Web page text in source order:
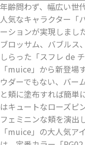
年齢問わず、幅広い世
⼈気なキャラクター「
ーションが実現しまし
ブロッサム、バブルス
しらった「スフレ de
「muice」から新登場
ウダーでもない、バー
と頬に塗布すれば簡単
はキュートなローズピ
フェミニンな頬を演出
「muice」の⼤⼈気ア